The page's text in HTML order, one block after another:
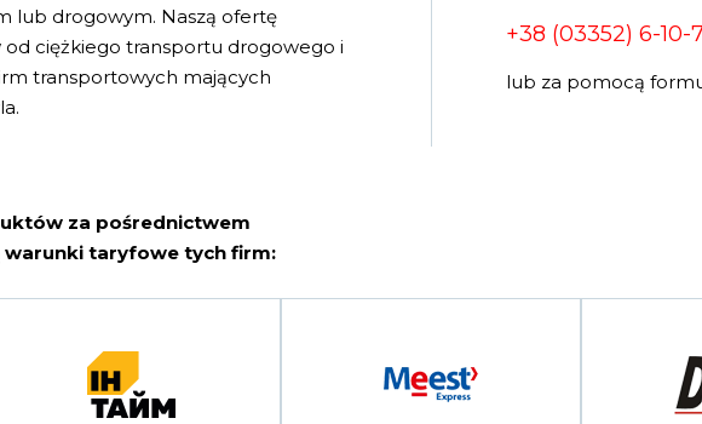
lub drogowym. Naszą ofertę
ciężkiego transportu drogowego i
transportowych mających
+38 (03352) 6-10-
lub za pomocą
za pośrednictwem
taryfowe tych firm: